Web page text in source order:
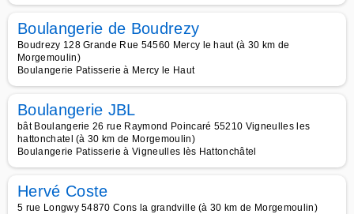
Boulangerie de Boudrezy
Boudrezy 128 Grande Rue 54560 Mercy le haut (à 30 km de
Morgemoulin)
Boulangerie Patisserie à Mercy le Haut
Boulangerie JBL
bât Boulangerie 26 rue Raymond Poincaré 55210 Vigneulles les
hattonchatel (à 30 km de Morgemoulin)
Boulangerie Patisserie à Vigneulles lès Hattonchâtel
Hervé Coste
5 rue Longwy 54870 Cons la grandville (à 30 km de Morgemoulin)